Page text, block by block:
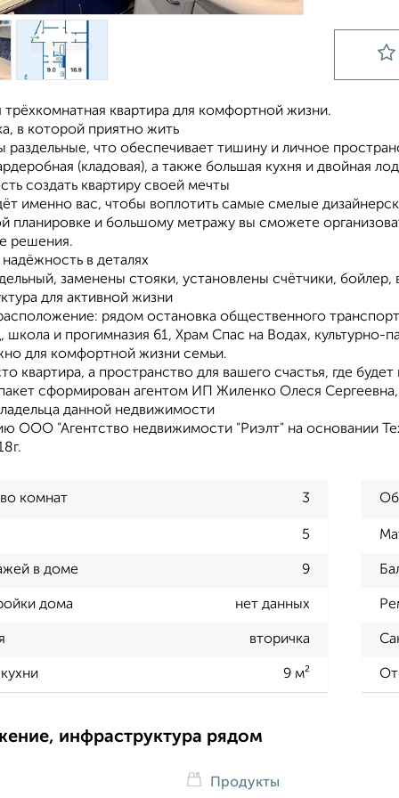
квартира для комфортной жизни.
в которой приятно жить
раздельные, что обеспечивает тишину и личное
(кладовая), а также большая кухня и двойная
создать квартиру своей мечты
именно вас, чтобы воплотить самые смелые
планировке и большому метражу вы сможете
решения.
в деталях
заменены стояки, установлены счётчики, бойлер,
для активной жизни
рядом остановка общественного
школа и прогимназия 61, Храм Спас на Водах,
для комфортной жизни семьи.
квартира, а пространство для вашего счастья, где
сформирован агентом ИП Жиленко Олеся
данной недвижимости
ООО "Агентство недвижимости "Риэлт" на основании
комнат 3
5
в доме 9
дома нет данных
вторичка
9 м²
инфраструктура рядом
Продукты